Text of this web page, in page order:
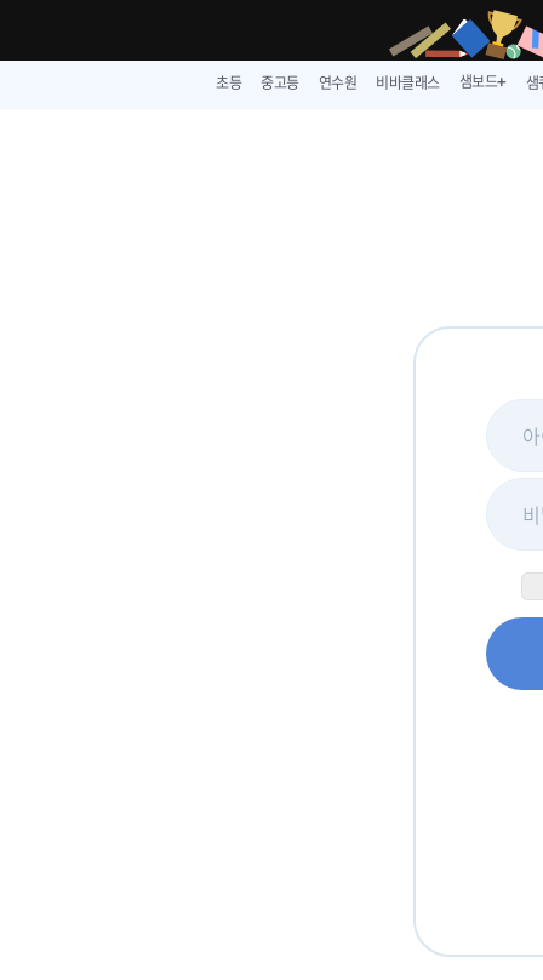
초등 중고등 연수원 비바클래스 샘보드➕